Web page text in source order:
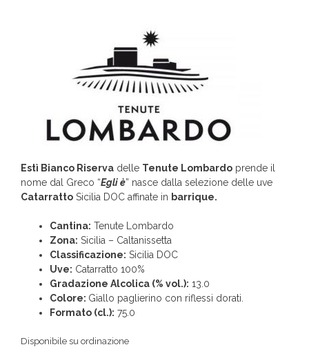
Estì Bianco Riserva delle Tenute Lombardo prende il
nome dal Greco “Egli è” nasce dalla selezione delle uve
Catarratto Sicilia DOC affinate in barrique.
Cantina: Tenute Lombardo
Zona: Sicilia – Caltanissetta
Classificazione: Sicilia DOC
Uve: Catarratto 100%
Gradazione Alcolica (% vol.): 13.0
Colore: Giallo paglierino con riflessi dorati.
Formato (cl.): 75.0
Disponibile su ordinazione